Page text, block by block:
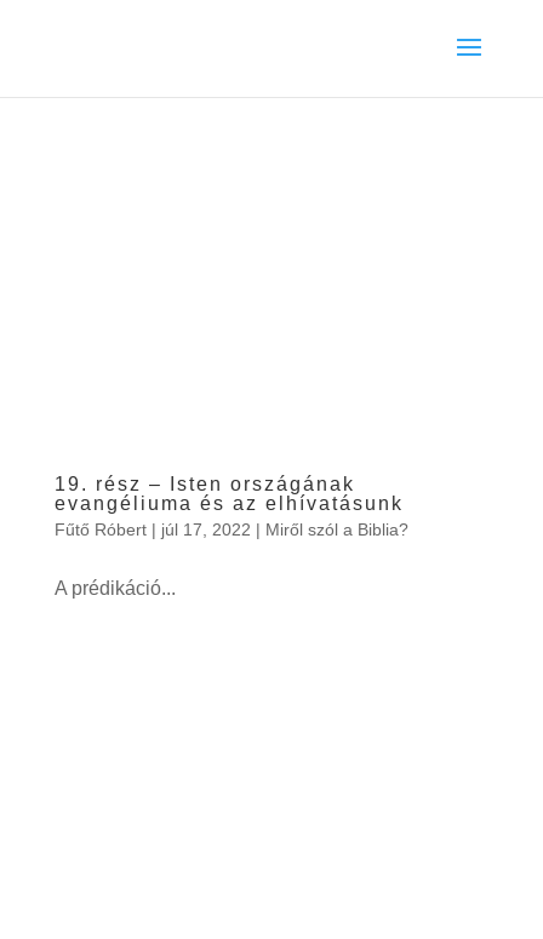
19. rész – Isten országának
evangéliuma és az elhívatásunk
Fűtő Róbert| júl 17, 2022 | Miről szól a Biblia?
A prédikáció...